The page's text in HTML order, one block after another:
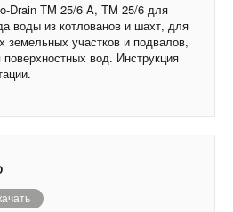
Drain TM 25/6 A, TM 25/6 для
воды из котлованов и шахт, для
земельных участков и подвалов,
вод. Инструкция